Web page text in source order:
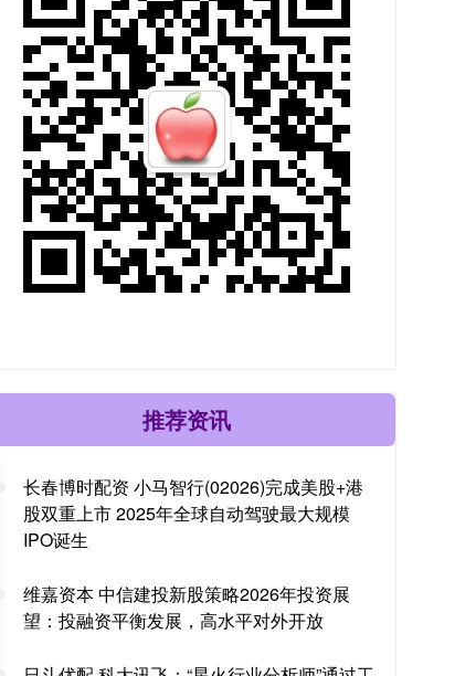
推荐资讯
长春博时配资 小马智行(02026)完成美股+港
股双重上市 2025年全球自动驾驶最大规模
IPO诞生
维嘉资本 中信建投新股策略2026年投资展
望：投融资平衡发展，高水平对外开放